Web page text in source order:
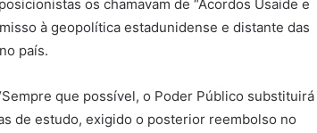
os chamavam de “Acordos Usaide e
à geopolítica estadunidense e distante das
país.
que possível, o Poder Público substituirá
de estudo, exigido o posterior reembolso no